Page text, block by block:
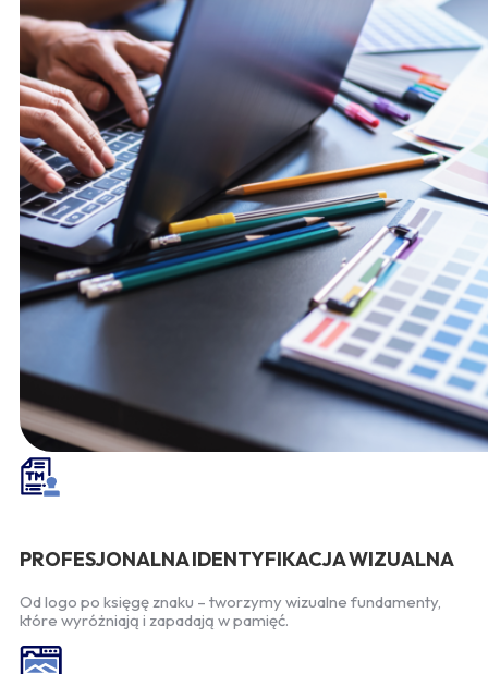
PROFESJONALNA IDENTYFIKACJA WIZUALNA
Od logo po księgę znaku – tworzymy wizualne fundamenty,
które wyróżniają i zapadają w pamięć.